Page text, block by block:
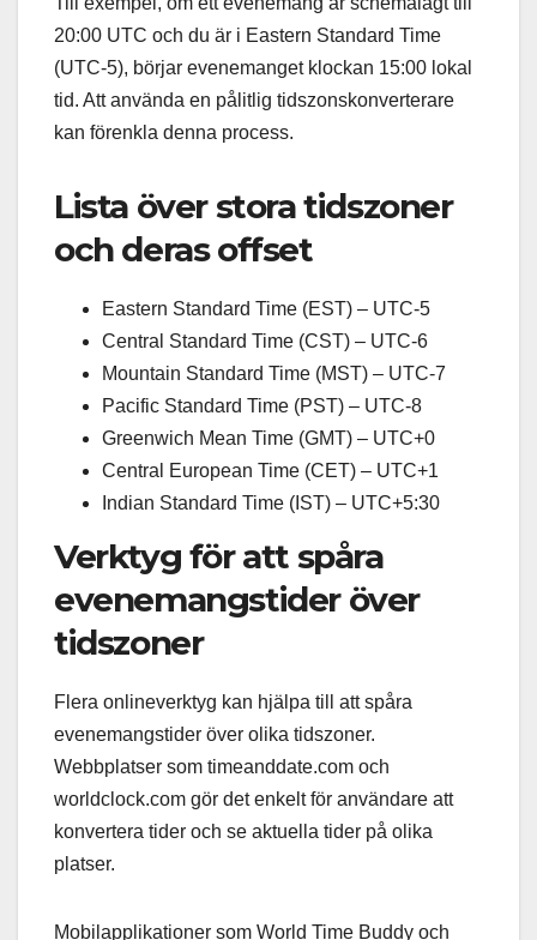
20:00 UTC och du är i Eastern Standard Time
(UTC-5), börjar evenemanget klockan 15:00 lokal
tid. Att använda en pålitlig tidszonskonverterare
kan förenkla denna process.
Lista över stora tidszoner
och deras offset
Eastern Standard Time (EST) – UTC-5
Central Standard Time (CST) – UTC-6
Mountain Standard Time (MST) – UTC-7
Pacific Standard Time (PST) – UTC-8
Greenwich Mean Time (GMT) – UTC+0
Central European Time (CET) – UTC+1
Indian Standard Time (IST) – UTC+5:30
Verktyg för att spåra
evenemangstider över
tidszoner
Flera onlineverktyg kan hjälpa till att spåra
evenemangstider över olika tidszoner.
Webbplatser som timeanddate.com och
worldclock.com gör det enkelt för användare att
konvertera tider och se aktuella tider på olika
platser.
Mobilapplikationer som World Time Buddy och